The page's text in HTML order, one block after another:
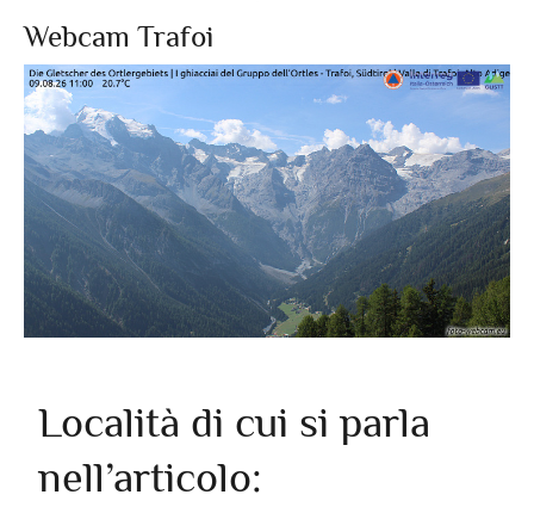
Webcam Trafoi
Località di cui si parla
nell’articolo: